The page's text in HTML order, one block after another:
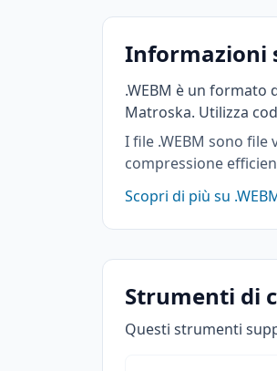
Informazioni
.WEBM è un
Matroska. Utilizza
I file .WEBM sono
compressione
Scopri di più su
Strumenti di
Questi strumenti